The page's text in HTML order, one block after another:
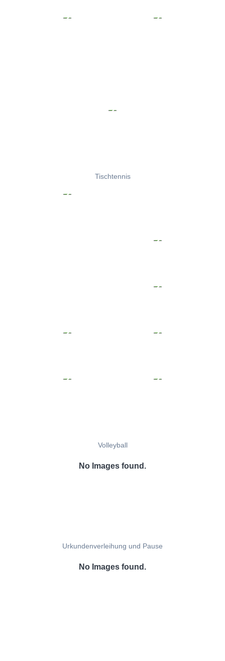
Tischtennis
Volleyball
No Images found.
Urkundenverleihung und Pause
No Images found.